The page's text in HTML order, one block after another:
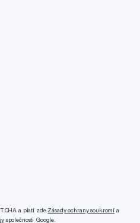
a platí zde Zásady ochrany soukromí a
společnosti Google.